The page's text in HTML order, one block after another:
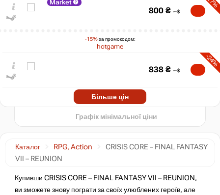
Каталог RPG, Action
CRISIS CORE – FINAL FANTASY
VII – REUNION
Купивши CRISIS CORE – FINAL FANTASY VII – REUNION,
ви зможете знову пограти за своїх улюблених героїв, але
Market
-15%за промокодом:
hotgame
800 ₴
-24%
838 ₴
-18%
906 ₴
Більше цін
2025
600
Графік мінімальної ціни